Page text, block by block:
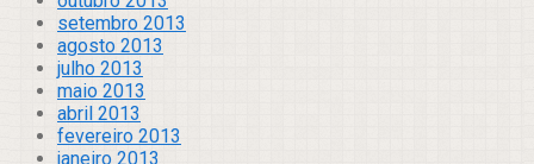
setembro 2013
agosto 2013
julho 2013
maio 2013
abril 2013
fevereiro 2013
janeiro 2013